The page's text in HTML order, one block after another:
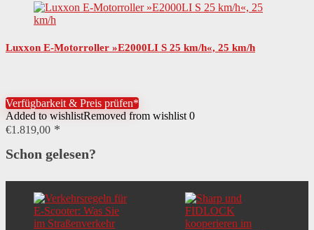
Luxxon E-Motorroller »E2000LI S 25 km/h«, 25 km/h
Verfügbarkeit & Preis prüfen*
Added to wishlistRemoved from wishlist 0
€1.819,00
Schon gelesen?